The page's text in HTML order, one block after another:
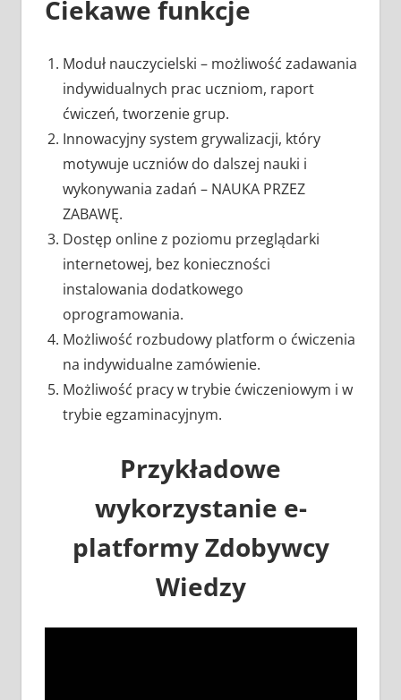
Ciekawe funkcje
Moduł nauczycielski – możliwość zadawania
indywidualnych prac uczniom, raport
ćwiczeń, tworzenie grup.
Innowacyjny system grywalizacji, który
motywuje uczniów do dalszej nauki i
wykonywania zadań – NAUKA PRZEZ
ZABAWĘ.
Dostęp online z poziomu przeglądarki
internetowej, bez konieczności
instalowania dodatkowego
oprogramowania.
Możliwość rozbudowy platform o ćwiczenia
na indywidualne zamówienie.
Możliwość pracy w trybie ćwiczeniowym i w
trybie egzaminacyjnym.
Przykładowe
wykorzystanie e-
platformy Zdobywcy
Wiedzy